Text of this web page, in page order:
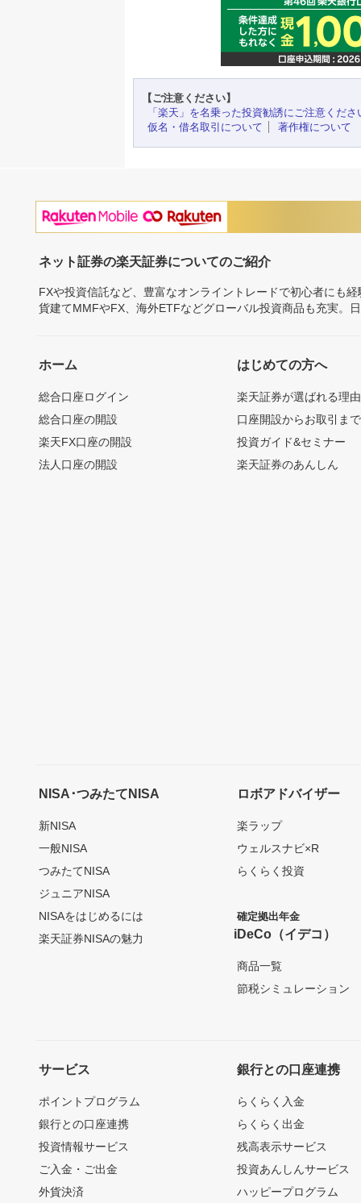
【ご注意ください】
「楽天」を名乗った投資勧誘にご注意くださ
仮名・借名取引について
著作権について
ネット証券の楽天証券についてのご紹介
FXや投資信託など、豊富なオンライントレードで初心者にも
貨建てMMFやFX、海外ETFなどグローバル投資商品も充実。
ホーム
総合口座ログイン
総合口座の開設
楽天FX口座の開設
法人口座の開設
はじめての方へ
楽天証券が選ばれる理由
口座開設からお取引ま
投資ガイド&セミナー
楽天証券のあんしん
NISA･つみたてNISA
新NISA
一般NISA
つみたてNISA
ジュニアNISA
NISAをはじめるには
楽天証券NISAの魅力
ロボアドバイザー
楽ラップ
ウェルスナビ×R
らくらく投資
確定拠出年金
iDeCo（イデコ）
商品一覧
節税シミュレーション
サービス
ポイントプログラム
銀行との口座連携
投資情報サービス
ご入金・ご出金
外貨決済
銀行との口座連携
らくらく入金
らくらく出金
残高表示サービス
投資あんしんサービス
ハッピープログラム